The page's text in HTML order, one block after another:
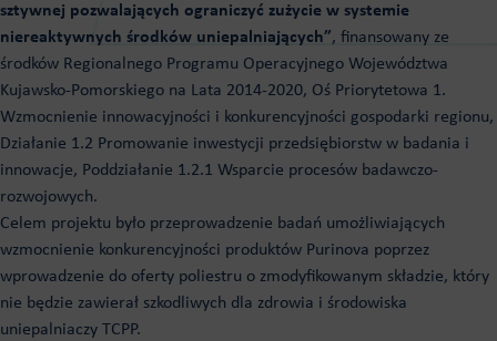
sztywnej pozwalających ograniczyć zużycie w systemie
niereaktywnych środków uniepalniających”, finansowany ze
środków Regionalnego Programu Operacyjnego Województwa
Kujawsko-Pomorskiego na Lata 2014-2020, Oś Priorytetowa 1.
Wzmocnienie innowacyjności i konkurencyjności gospodarki regionu,
Działanie 1.2 Promowanie inwestycji przedsiębiorstw w badania i
innowacje, Poddziałanie 1.2.1 Wsparcie procesów badawczo-
rozwojowych.
Celem projektu było przeprowadzenie badań umożliwiających
wzmocnienie konkurencyjności produktów Purinova poprzez
wprowadzenie do oferty poliestru o zmodyfikowanym składzie, który
nie będzie zawierał szkodliwych dla zdrowia i środowiska
uniepalniaczy TCPP.